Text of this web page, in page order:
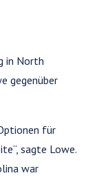
in North
gegenüber
für
sagte Lowe.
war